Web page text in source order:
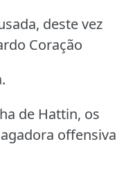
deste vez
Coração
de Hattin, os
offensiva